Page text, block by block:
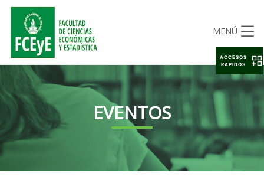
MENÚ
EVENTOS
ACCESOS
RAPIDOS